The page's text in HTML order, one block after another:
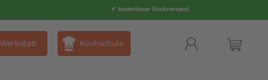
✔ kostenloser Rückversand
Mein
Werkstatt Kochschule